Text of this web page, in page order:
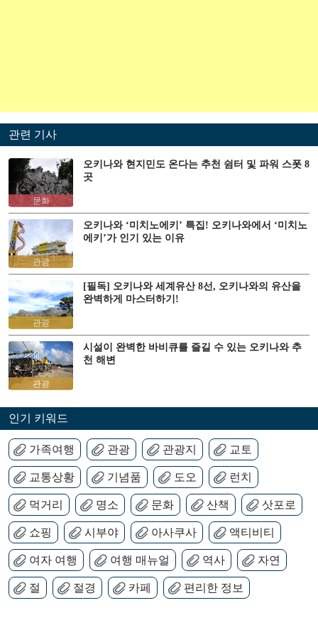
관련 기사
문화
오키나와 현지민도 온다는 추천 쉼터 및 파워 스폿 8
곳
관광
오키나와 ‘미치노에키’ 특집! 오키나와에서 ‘미치노
에키’가 인기 있는 이유
관광
[필독] 오키나와 세계유산 8선, 오키나와의 유산을
완벽하게 마스터하기!
관광
시설이 완벽한 바비큐를 즐길 수 있는 오키나와 추
천 해변
인기 키워드
가족여행 관광 관광지 교토
교통상황 기념품 도오 런치
먹거리 명소 문화 산책 삿포로
쇼핑 시부야 아사쿠사 액티비티
여자 여행 여행 매뉴얼 역사 자연
절 절경 카페 편리한 정보